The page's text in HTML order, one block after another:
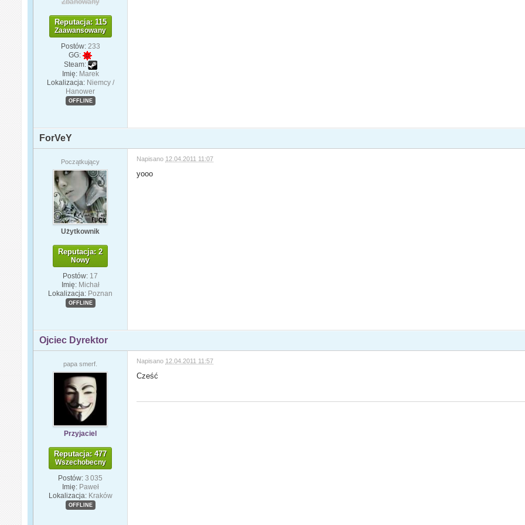
Zbanowany
Reputacja: 115
Zaawansowany
Postów: 233
GG:
Steam:
Imię: Marek
Lokalizacja: Niemcy /
Hanower
OFFLINE
ForVeY
Początkujący
Użytkownik
Reputacja: 2
Nowy
Postów: 17
Imię: Michał
Lokalizacja: Poznan
OFFLINE
Napisano 12.04.2011 11:07
yooo
Ojciec Dyrektor
papa smerf.
Przyjaciel
Reputacja: 477
Wszechobecny
Postów: 3 035
Imię: Paweł
Lokalizacja: Kraków
OFFLINE
Napisano 12.04.2011 11:57
Cześć